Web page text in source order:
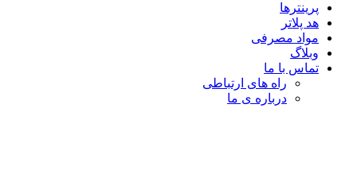
پرینترها
هد پلاتر
مواد مصرفی
وبلاگ
تماس با ما
راه های ارتباطی
درباره ی ما